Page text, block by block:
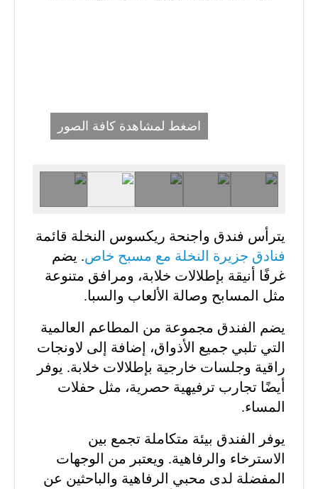
اضغط لمشاهدة كافة الصور
يترأس فندق واجنحة ريكسوس النخلة قائمة
فنادق جزيرة النخلة مع مسبح خاص. يضم
غرفًا أنيقة بإطلالات خلابة، ومرافق متنوعة
مثل المسابح وصالة الألعاب والسبا.
يضم الفندق مجموعة من المطاعم العالمية
التي تلبي جميع الأذواق، إضافة إلى لاونجات
راقية وجلسات خارجية بإطلالات خلابة. يوفر
أيضًا تجارب ترفيهية حصرية، مثل حفلات
المساء.
يوفر الفندق بيئة متكاملة تجمع بين
الاسترخاء والرفاهية. ويعتبر من الوجهات
المفضلة لدى محبي الرفاهية والباحثين عن